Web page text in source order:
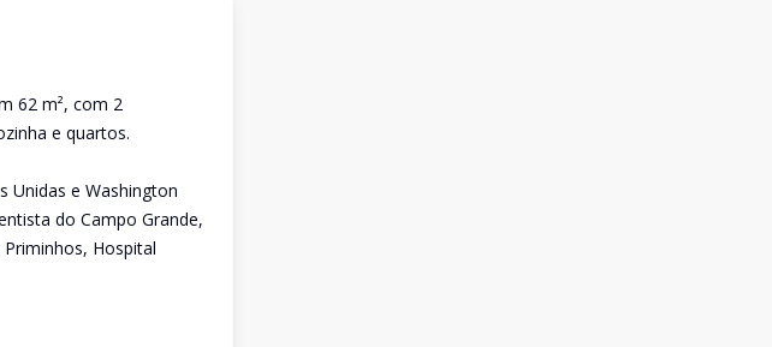
62 m², com 2
e quartos.
Unidas e Washington
do Campo Grande,
Hospital